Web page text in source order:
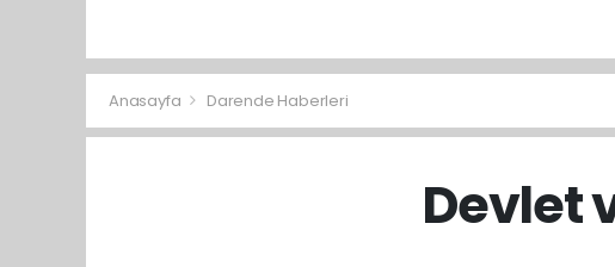
Anasayfa Darende Haberleri
Devlet